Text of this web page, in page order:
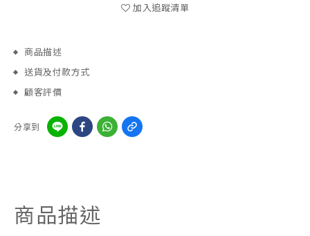
加入追蹤清單
商品描述
送貨及付款方式
顧客評價
分享到
商品描述